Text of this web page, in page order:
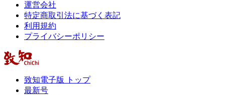
運営会社
特定商取引法に基づく表記
利用規約
プライバシーポリシー
致知電子版 トップ
最新号